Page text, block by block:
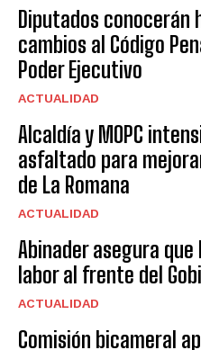
Diputados conocerán
cambios al Código
Poder Ejecutivo
ACTUALIDAD
Alcaldía y MOPC
asfaltado para
de La Romana
ACTUALIDAD
Abinader asegura
labor al frente del
ACTUALIDAD
Comisión bicameral